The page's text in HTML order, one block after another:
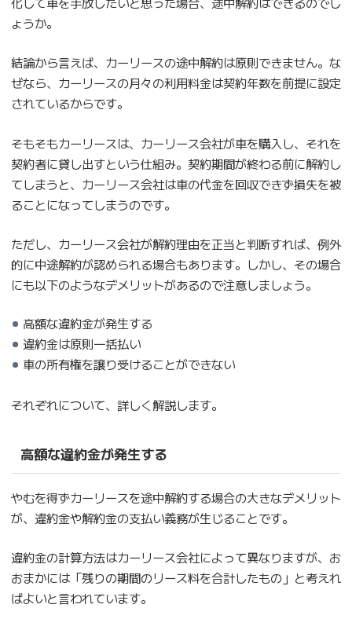
ょうか。
結論から言えば、カーリースの途中解約は原則できません。な
ぜなら、カーリースの月々の利用料金は契約年数を前提に設定
されているからです。
そもそもカーリースは、カーリース会社が車を購入し、それを
契約者に貸し出すという仕組み。契約期間が終わる前に解約し
てしまうと、カーリース会社は車の代金を回収できず損失を被
ることになってしまうのです。
ただし、カーリース会社が解約理由を正当と判断すれば、例外
的に中途解約が認められる場合もあります。しかし、その場合
にも以下のようなデメリットがあるので注意しましょう。
高額な違約金が発生する
違約金は原則一括払い
車の所有権を譲り受けることができない
それぞれについて、詳しく解説します。
高額な違約金が発生する
やむを得ずカーリースを途中解約する場合の大きなデメリット
が、違約金や解約金の支払い義務が生じることです。
違約金の計算方法はカーリース会社によって異なりますが、お
おまかには「残りの期間のリース料を合計したもの」と考えれ
ばよいと言われています。